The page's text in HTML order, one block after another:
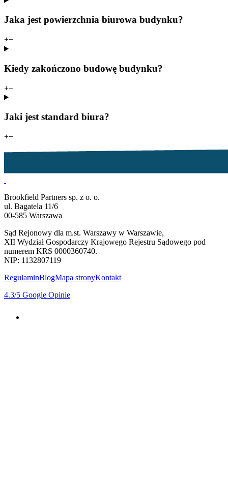
Jaka jest powierzchnia biurowa budynku?
+−
Kiedy zakończono budowę budynku?
+−
Jaki jest standard biura?
+−
Brookfield Partners sp. z o. o.
ul. Bagatela 11/6
00-585 Warszawa
Sąd Rejonowy dla m.st. Warszawy w Warszawie,
XII Wydział Gospodarczy Krajowego Rejestru Sądowego pod
numerem KRS 0000360740.
NIP: 1132807119
RegulaminBlogMapa stronyKontakt
4.3/5 Google Opinie